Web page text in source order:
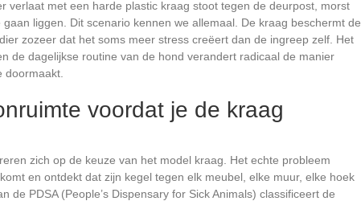
verlaat met een harde plastic kraag stoot tegen de deurpost, morst
liggen. Dit scenario kennen we allemaal. De kraag beschermt de
zozeer dat het soms meer stress creëert dan de ingreep zelf. Het
de dagelijkse routine van de hond verandert radicaal de manier
doormaakt.
voordat je de kraag
zich op de keuze van het model kraag. Het echte probleem
en ontdekt dat zijn kegel tegen elk meubel, elke muur, elke hoek
de PDSA (People’s Dispensary for Sick Animals) classificeert de